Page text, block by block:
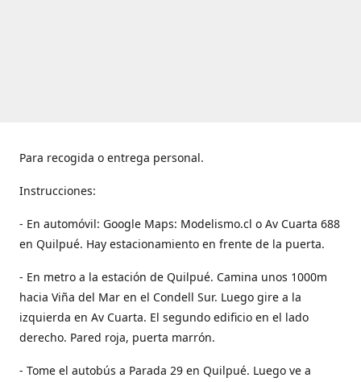
Para recogida o entrega personal.
Instrucciones:
- En automóvil: Google Maps: Modelismo.cl o Av Cuarta 688
en Quilpué. Hay estacionamiento en frente de la puerta.
- En metro a la estación de Quilpué. Camina unos 1000m
hacia Viña del Mar en el Condell Sur. Luego gire a la
izquierda en Av Cuarta. El segundo edificio en el lado
derecho. Pared roja, puerta marrón.
- Tome el autobús a Parada 29 en Quilpué. Luego ve a